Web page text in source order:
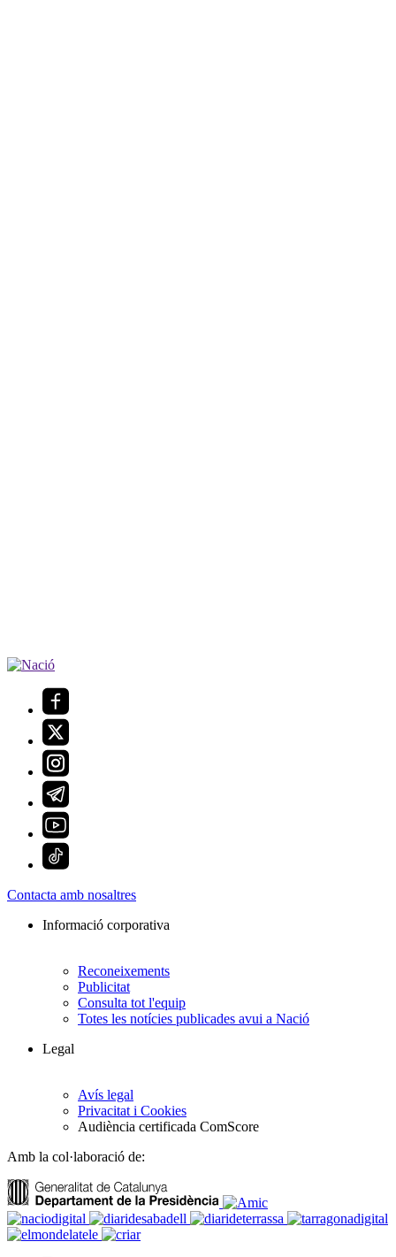
Contacta amb nosaltres
Informació corporativa
Reconeixements
Publicitat
Consulta tot l'equip
Totes les notícies publicades avui a Nació
Legal
Avís legal
Privacitat i Cookies
Audiència certificada ComScore
Amb la col·laboració de: